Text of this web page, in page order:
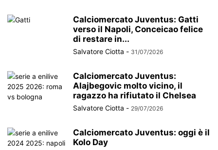
Calciomercato Juventus: Gatti
verso il Napoli, Conceicao felice
di restare in...
Salvatore Ciotta - 31/07/2026
Calciomercato Juventus:
Alajbegovic molto vicino, il
ragazzo ha rifiutato il Chelsea
Salvatore Ciotta - 29/07/2026
Calciomercato Juventus: oggi è il
Kolo Day